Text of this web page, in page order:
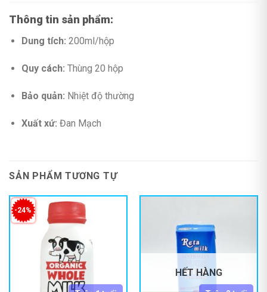
Thông tin sản phẩm:
Dung tích: 200ml/hộp
Quy cách: Thùng 20 hộp
Bảo quản: Nhiệt độ thường
Xuất xứ: Đan Mạch
SẢN PHẨM TƯƠNG TỰ
-24%
HẾT HÀNG